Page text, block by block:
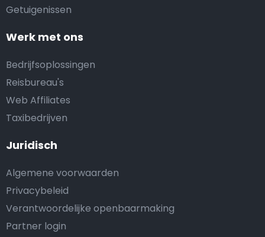
Getuigenissen
Werk met ons
Bedrijfsoplossingen
Reisbureau's
Web Affiliates
Taxibedrijven
Juridisch
Algemene voorwaarden
Privacybeleid
Verantwoordelijke openbaarmaking
Partner login